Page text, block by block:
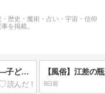
歴史・魔術・占い・宇宙・信仰
を掲載。
【風俗】ヨッカブイとは何か――子どもをカマスへ入れる水神祭と高橋十八度踊り【鹿児島県】
9日前